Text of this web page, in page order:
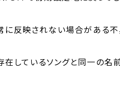
反映されない場合がある不
在しているソングと同一の